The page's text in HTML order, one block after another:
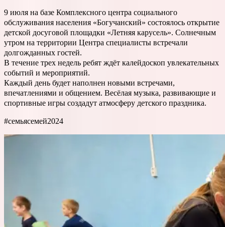
9 июля на базе Комплексного центра социального
обслуживания населения «Богучанский» состоялось открытие
детской досуговой площадки «Летняя карусель». Солнечным
утром на территории Центра специалисты встречали
долгожданных гостей.
В течение трех недель ребят ждёт калейдоскоп увлекательных
событий и мероприятий.
Каждый день будет наполнен новыми встречами,
впечатлениями и общением. Весёлая музыка, развивающие и
спортивные игры создадут атмосферу детского праздника.
#семьясемей2024